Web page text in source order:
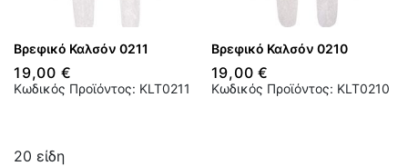
Βρεφικό Καλσόν 0211
19,00 €
Κωδικός Προϊόντος: KLT0211
Βρεφικό Καλσόν 0210
19,00 €
Κωδικός Προϊόντος: KLT0210
20 είδη